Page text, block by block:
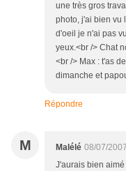
une très gros
photo, j'ai bien vu
d'oeil je n'ai pas
yeux.<br /> Chat
<br /> Max : t'as
dimanche et
Répondre
M Malélé 08/07/
J'aurais bien